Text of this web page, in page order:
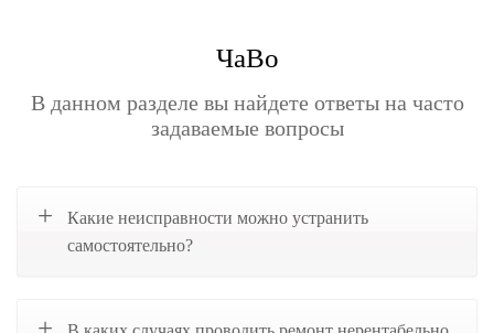
ЧаВо
В данном разделе вы найдете ответы на часто
задаваемые вопросы
Какие неисправности можно устранить
самостоятельно?